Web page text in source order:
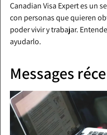
Canadian Visa Expert es un
con personas que quieren
poder vivir y trabajar.
ayudarlo.
Messages